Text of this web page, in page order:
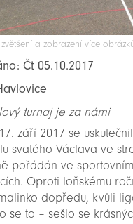
a zobrazení více
Čt 05.10.2017
turnaj je za námi
září 2017 se
svatého Václava ve
pořádán ve
Oproti loňskému
dopředu, kvůli
se to – sešlo se